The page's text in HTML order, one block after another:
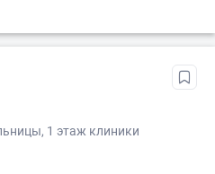
1 этаж клиники